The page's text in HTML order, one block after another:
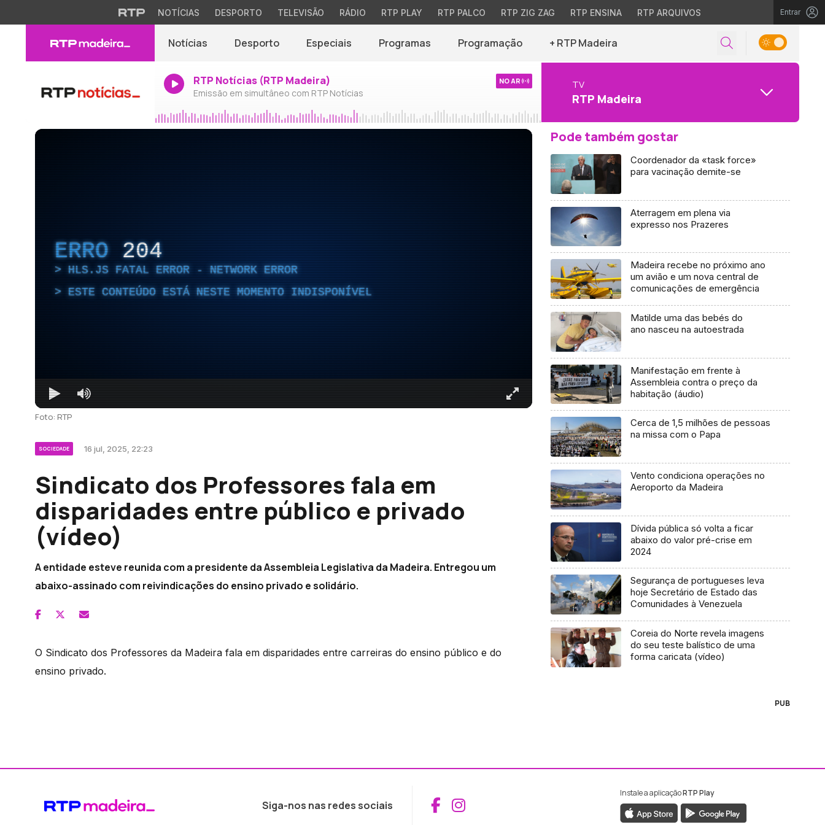
NOTÍCIAS DESPORTO TELEVISÃO RÁDIO RTP PLAY RTP PALCO RTP ZIG ZAG RTP ENSINA RTP ARQUIVOS Entrar
Notícias Desporto Especiais Programas Programação + RTP Madeira
RTP Notícias (RTP Madeira)
Emissão em simultâneo com RTP Notícias
NO AR TV
RTP Madeira
ERRO 204
HLS.JS FATAL ERROR - NETWORK ERROR
ESTE CONTEÚDO ESTÁ NESTE MOMENTO INDISPONÍVEL
Foto: RTP
SOCIEDADE 16 jul, 2025, 22:23
Sindicato dos Professores fala em
disparidades entre público e privado
(vídeo)
A entidade esteve reunida com a presidente da Assembleia Legislativa da Madeira. Entregou um
abaixo-assinado com reivindicações do ensino privado e solidário.
O Sindicato dos Professores da Madeira fala em disparidades entre carreiras do ensino público e do
ensino privado.
Pode também gostar
Coordenador da «task force»
para vacinação demite-se
Aterragem em plena via
expresso nos Prazeres
Madeira recebe no próximo ano
um avião e um nova central de
comunicações de emergência
Matilde uma das bebés do
ano nasceu na autoestrada
Manifestação em frente à
Assembleia contra o preço da
habitação (áudio)
Cerca de 1,5 milhões de pessoas
na missa com o Papa
Vento condiciona operações no
Aeroporto da Madeira
Dívida pública só volta a ficar
abaixo do valor pré-crise em
2024
Segurança de portugueses leva
hoje Secretário de Estado das
Comunidades à Venezuela
Coreia do Norte revela imagens
do seu teste balístico de uma
forma caricata (vídeo)
PUB
Siga-nos nas redes sociais Aceder ao Facebook da RTP Madeira
Aceder ao Instagram da RTP Madeira
Instale a aplicaçãoRTP Play